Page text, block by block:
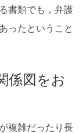
書類でも，弁護
ったということ
係図をお
複雑だったり長